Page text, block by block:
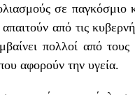
σε
από τις
πολλοί από
αφορούν την υγεία.